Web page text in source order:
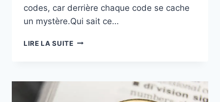
codes, car derrière chaque code se cache
un mystère.Qui sait ce…
LIRE LA SUITEQR